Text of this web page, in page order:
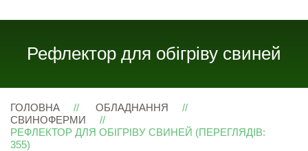
Рефлектор для обігріву свиней
ГОЛОВНА
ОБЛАДНАННЯ
СВИНОФЕРМИ
РЕФЛЕКТОР ДЛЯ ОБІГРІВУ СВИНЕЙ (ПЕРЕГЛЯДІВ:
355)